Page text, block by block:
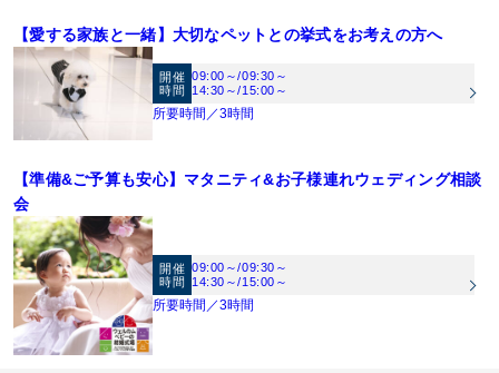
【愛する家族と一緒】大切なペットとの挙式をお考えの方へ
開催
時間
09:00～/09:30～
14:30～/15:00～
所要時間／3時間
【準備&ご予算も安心】マタニティ&お子様連れウェディング相談
会
開催
時間
09:00～/09:30～
14:30～/15:00～
所要時間／3時間